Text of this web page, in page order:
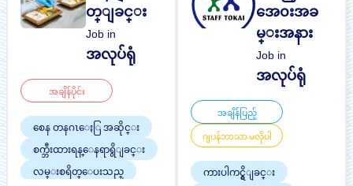
တ္ျခင္း
Job in
အလုပ်ရုံ
အချိန်ပိုင်း
စေန တနဂၤေႏြ အဆိုင္း
စက္ဘီးထားရန္ေနရာရွိျခင္း
လမ္းစရိတ္ေပးသည္
အေ၀းအခ
မ္းအနား
Job in
အလုပ်ရုံ
အချိန်ပြည့်
ဂျပန်ဘာသာ မလိုပါ
ကားပါကင္ရွိျခင္း